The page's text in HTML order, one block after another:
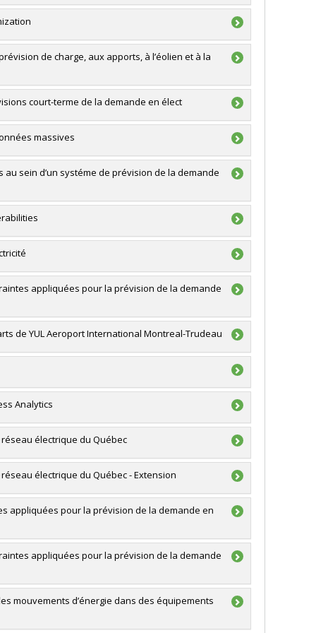
(FQRNT)
du Canada (CRSNG)
de charge, aux apports, à l’éolien et à la
court-terme de la demande en élect
massives
sein d’un systéme de prévision de la demande
appliquées pour la prévision de la demande
de YUL Aeroport International Montreal-Trudeau
Analytics
génie du Canada (CRSNG)
électrique du Québec
électrique du Québec - Extension
appliquées pour la prévision de la demande en
appliquées pour la prévision de la demande
mouvements d’énergie dans des équipements